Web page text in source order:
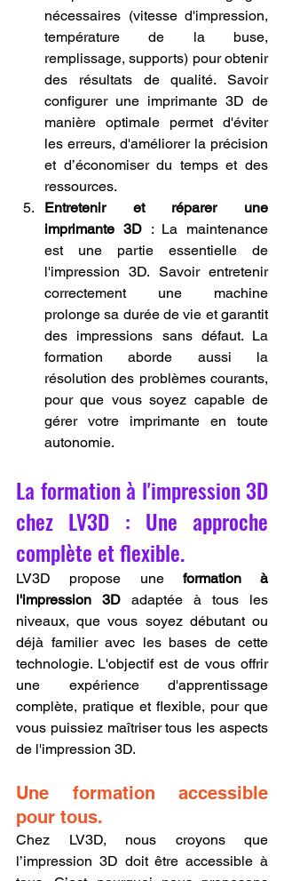
nécessaires (vitesse d'impression,
température de la buse,
remplissage, supports) pour obtenir
des résultats de qualité. Savoir
configurer une imprimante 3D de
manière optimale permet d'éviter
les erreurs, d'améliorer la précision
et d’économiser du temps et des
ressources.
Entretenir et réparer une
imprimante 3D : La maintenance
est une partie essentielle de
l'impression 3D. Savoir entretenir
correctement une machine
prolonge sa durée de vie et garantit
des impressions sans défaut. La
formation aborde aussi la
résolution des problèmes courants,
pour que vous soyez capable de
gérer votre imprimante en toute
autonomie.
La formation à l'impression 3D
chez LV3D : Une approche
complète et flexible.
LV3D propose une formation à
l'impression 3D adaptée à tous les
niveaux, que vous soyez débutant ou
déjà familier avec les bases de cette
technologie. L'objectif est de vous offrir
une expérience d'apprentissage
complète, pratique et flexible, pour que
vous puissiez maîtriser tous les aspects
de l'impression 3D.
Une formation accessible
pour tous.
Chez LV3D, nous croyons que
l’impression 3D doit être accessible à